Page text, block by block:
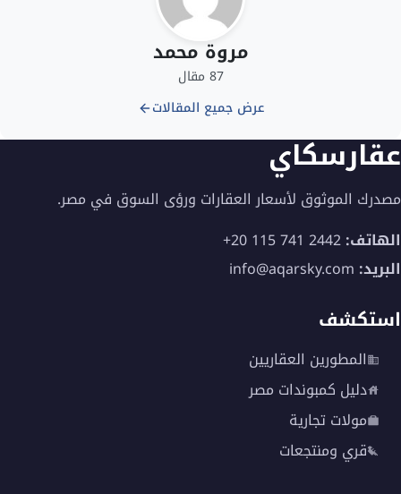
مروة محمد
87 مقال
عرض جميع المقالات
عقارسكاي
مصدرك الموثوق لأسعار العقارات ورؤى السوق في مصر.
الهاتف:+20 115 741 2442
البريد: info@aqarsky.com
استكشف
المطورين العقاريين
دليل كمبوندات مصر
مولات تجارية
قري ومنتجعات